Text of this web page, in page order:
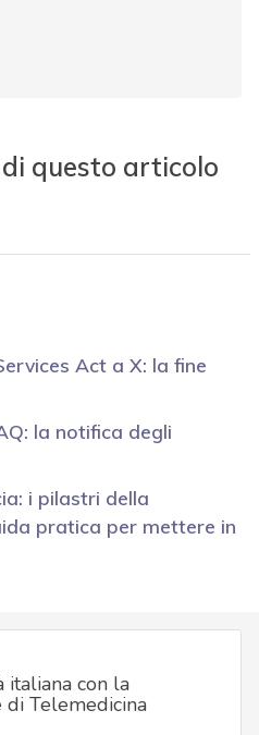
questo articolo
Act a X: la fine
la notifica degli
i pilastri della
pratica per mettere in
italiana con la
di Telemedicina